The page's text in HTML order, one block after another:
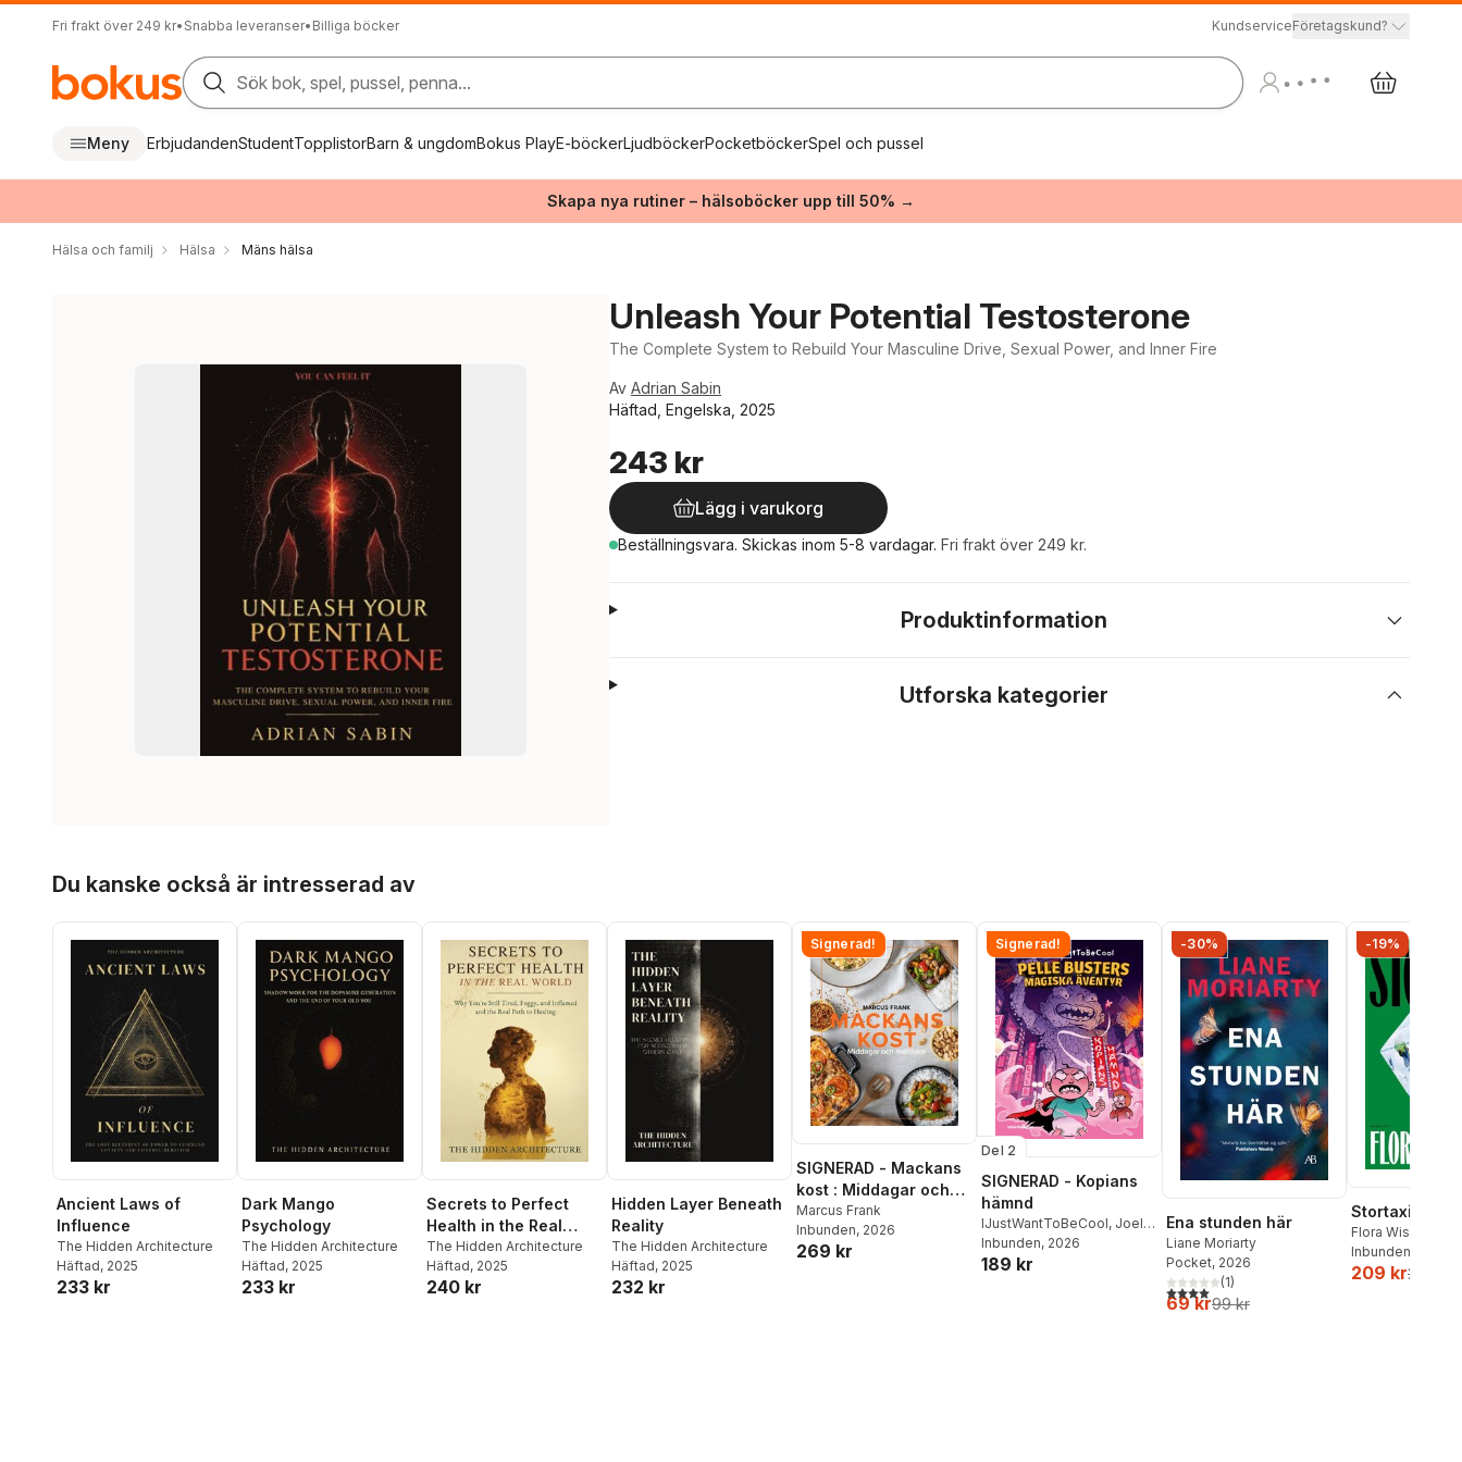
Fri frakt över 249 kr• Snabba leveranser• Billiga böcker KundserviceFöretagskund?
Sök bok, spel, pussel, penna...
Meny ErbjudandenStudentTopplistorBarn & ungdomBokus PlayE-böckerLjudböckerPocketböckerSpel och pussel
Skapa nya rutiner – hälsoböcker upp till 50% →
Hälsa och familj Hälsa Mäns hälsa
Unleash Your Potential Testosterone
The Complete System to Rebuild Your Masculine Drive, Sexual Power, and Inner Fire
Av Adrian Sabin
Häftad, Engelska, 2025
243 kr
Lägg i varukorg
Beställningsvara. Skickas inom 5-8 vardagar. Fri frakt över 249 kr.
Produktinformation
Utforska kategorier
Du kanske också är intresserad av
Ancient Laws of
Influence
The Hidden Architecture
Häftad, 2025
233 kr
Dark Mango
Psychology
The Hidden Architecture
Häftad, 2025
233 kr
Secrets to Perfect
Health in the Real
World
The Hidden Architecture
Häftad, 2025
240 kr
Hidden Layer Beneath
Reality
The Hidden Architecture
Häftad, 2025
232 kr
Signerad!
SIGNERAD - Mackans
kost : Middagar och
matlådor
Marcus Frank
Inbunden, 2026
269 kr
Signerad!
Del 2
SIGNERAD - Kopians
hämnd
IJustWantToBeCool, Joel
Adolphson,Emil Ejdemo
Beer ,Victor Beer
Inbunden, 2026
189 kr
-30%
Ena stunden här
Liane Moriarty
Pocket, 2026
4,0utav 5 stjärnor. Totalt antal röster:
(1)
69 kr99 kr
-19%
Stortaxi
Flora Wiström
Inbunden
209 kr259 kr